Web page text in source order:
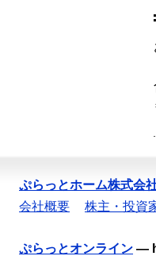
ぷらっとホーム株式会
会社概要
株主・投資
ぷらっとオンライン —